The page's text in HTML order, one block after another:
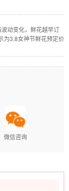
动变化，鲜花越早订
为3.8女神节鲜花预定价
微信咨询